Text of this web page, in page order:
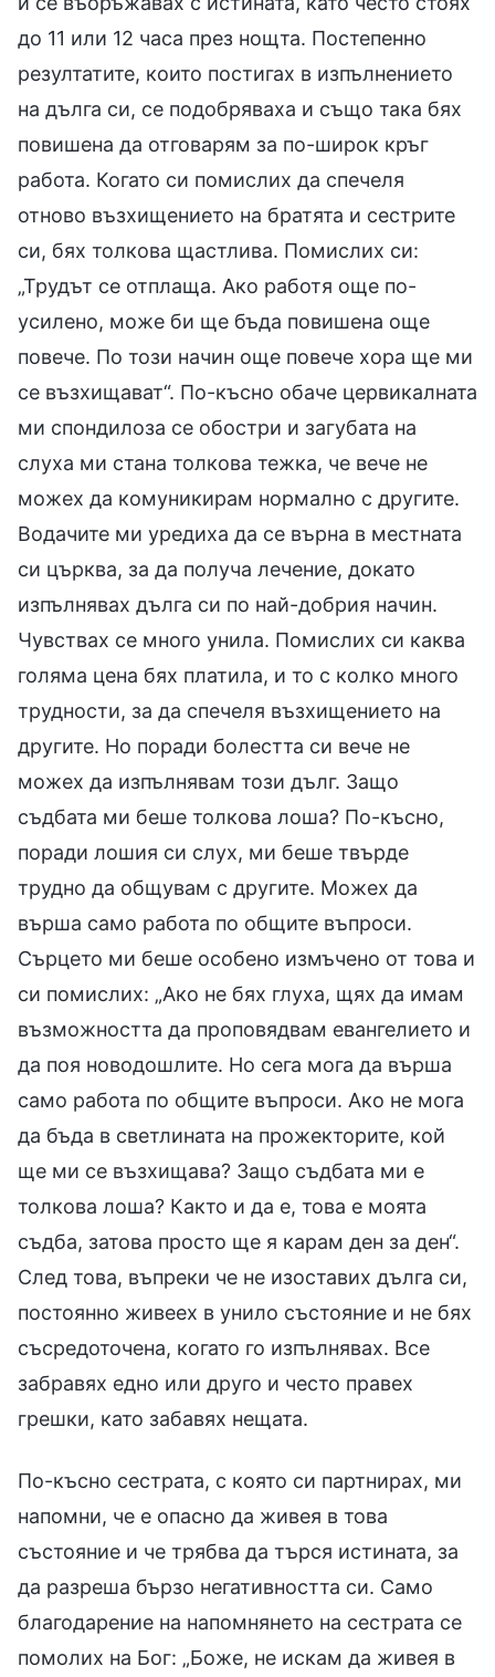
до 11 или 12 часа през нощта. Постепенно
резултатите, които постигах в изпълнението
на дълга си, се подобряваха и също така бях
повишена да отговарям за по-широк кръг
работа. Когато си помислих да спечеля
отново възхищението на братята и сестрите
си, бях толкова щастлива. Помислих си:
„Трудът се отплаща. Ако работя още по-
усилено, може би ще бъда повишена още
повече. По този начин още повече хора ще ми
се възхищават“. По-късно обаче цервикалната
ми спондилоза се обостри и загубата на
слуха ми стана толкова тежка, че вече не
можех да комуникирам нормално с другите.
Водачите ми уредиха да се върна в местната
си църква, за да получа лечение, докато
изпълнявах дълга си по най-добрия начин.
Чувствах се много унила. Помислих си каква
голяма цена бях платила, и то с колко много
трудности, за да спечеля възхищението на
другите. Но поради болестта си вече не
можех да изпълнявам този дълг. Защо
съдбата ми беше толкова лоша? По-късно,
поради лошия си слух, ми беше твърде
трудно да общувам с другите. Можех да
върша само работа по общите въпроси.
Сърцето ми беше особено измъчено от това и
си помислих: „Ако не бях глуха, щях да имам
възможността да проповядвам евангелието и
да поя новодошлите. Но сега мога да върша
само работа по общите въпроси. Ако не мога
да бъда в светлината на прожекторите, кой
ще ми се възхищава? Защо съдбата ми е
толкова лоша? Както и да е, това е моята
съдба, затова просто ще я карам ден за ден“.
След това, въпреки че не изоставих дълга си,
постоянно живеех в унило състояние и не бях
съсредоточена, когато го изпълнявах. Все
забравях едно или друго и често правех
грешки, като забавях нещата.
По-късно сестрата, с която си партнирах, ми
напомни, че е опасно да живея в това
състояние и че трябва да търся истината, за
да разреша бързо негативността си. Само
благодарение на напомнянето на сестрата се
помолих на Бог: „Боже, не искам да живея в